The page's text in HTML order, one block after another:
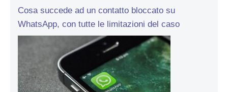
Cosa succede ad un contatto bloccato su
WhatsApp, con tutte le limitazioni del caso